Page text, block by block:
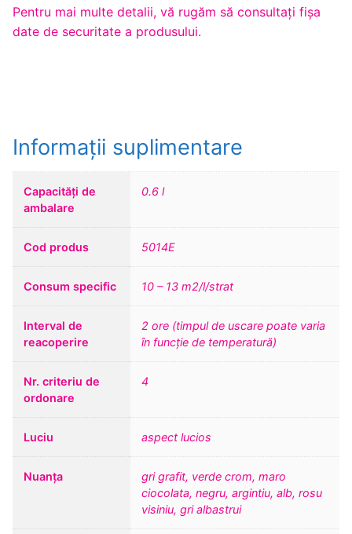
Pentru mai multe detalii, vă rugăm să consultaţi fişa
date de securitate a produsului.
Informații suplimentare
Capacități de
ambalare
0.6 l
Cod produs 5014E
Consum specific 10 – 13 m2/l/strat
Interval de
reacoperire
2 ore (timpul de uscare poate varia
în funcție de temperatură)
Nr. criteriu de
ordonare
4
Luciu aspect lucios
Nuanța
gri grafit, verde crom, maro
ciocolata, negru, argintiu, alb, rosu
visiniu, gri albastrui